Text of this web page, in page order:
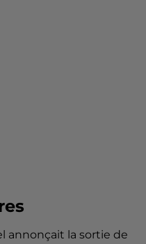
annonçait la sortie de